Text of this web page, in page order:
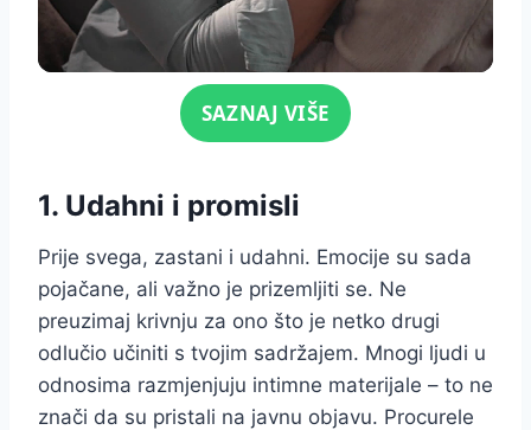
Click for soundSAZNAJ VIŠE
1. Udahni i promisli
Prije svega, zastani i udahni. Emocije su sada
pojačane, ali važno je prizemljiti se. Ne
preuzimaj krivnju za ono što je netko drugi
odlučio učiniti s tvojim sadržajem. Mnogi ljudi u
odnosima razmjenjuju intimne materijale – to ne
znači da su pristali na javnu objavu. Procurele